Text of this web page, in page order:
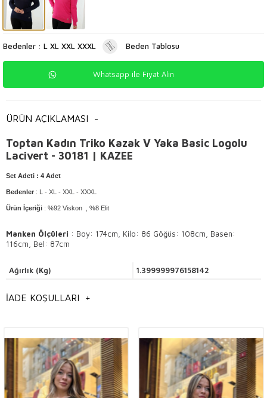
Bedenler : L XL XXL XXXL Beden Tablosu
Whatsapp ile Fiyat Alın
ÜRÜN AÇIKLAMASI -
Toptan Kadın Triko Kazak V Yaka Basic Logolu
Lacivert - 30181 | KAZEE
Set Adeti : 4 Adet
Bedenler : L - XL - XXL - XXXL
Ürün İçeriği : %92 Viskon , %8 Elit
Manken Ölçüleri : Boy: 174cm, Kilo: 86 Göğüs: 108cm, Basen:
116cm, Bel: 87cm
Yıkama Talimatı
Ürünün tersini çevirerek yıkayınız.
Kuru temizlemeye uygundur.
Genel Bilgilendirme
Toptan Kadıntriko kazak takımı modelleri,
İstanbul toptan triko kazak modelleri,
Ağırlık (Kg) 1.399999976158142
İADE KOŞULLARI +